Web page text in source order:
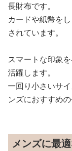
長財布です。
カードや紙幣を
されています。
スマートな印象
活躍します。
一回り小さいサ
ンズにおすすめの
メンズに最